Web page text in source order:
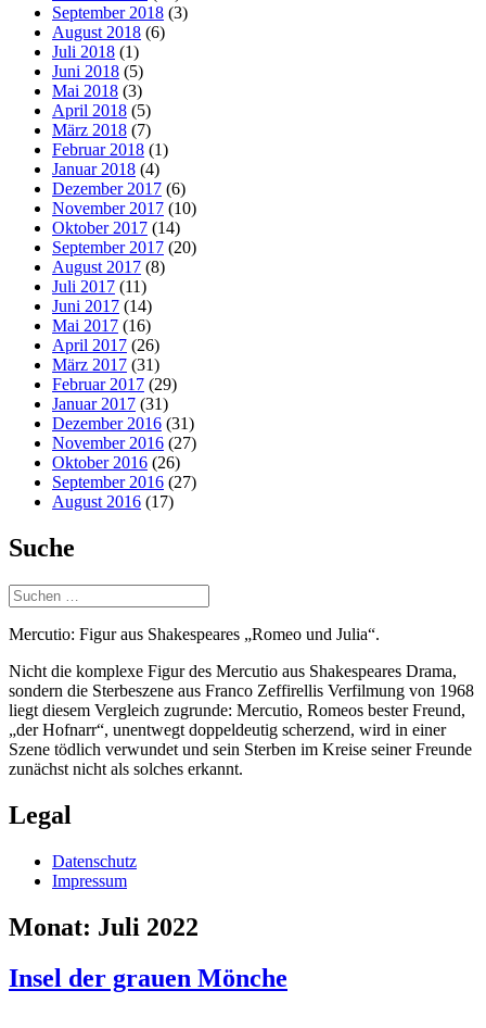
September 2018 (3)
August 2018 (6)
Juli 2018 (1)
Juni 2018 (5)
Mai 2018 (3)
April 2018 (5)
März 2018 (7)
Februar 2018 (1)
Januar 2018 (4)
Dezember 2017 (6)
November 2017 (10)
Oktober 2017 (14)
September 2017 (20)
August 2017 (8)
Juli 2017 (11)
Juni 2017 (14)
Mai 2017 (16)
April 2017 (26)
März 2017 (31)
Februar 2017 (29)
Januar 2017 (31)
Dezember 2016 (31)
November 2016 (27)
Oktober 2016 (26)
September 2016 (27)
August 2016 (17)
Suche
Suchen
nach:
Mercutio: Figur aus Shakespeares „Romeo und Julia“.
Nicht die komplexe Figur des Mercutio aus Shakespeares Drama,
sondern die Sterbeszene aus Franco Zeffirellis Verfilmung von 1968
liegt diesem Vergleich zugrunde: Mercutio, Romeos bester Freund,
„der Hofnarr“, unentwegt doppeldeutig scherzend, wird in einer
Szene tödlich verwundet und sein Sterben im Kreise seiner Freunde
zunächst nicht als solches erkannt.
Legal
Datenschutz
Impressum
Monat: Juli 2022
Insel der grauen Mönche